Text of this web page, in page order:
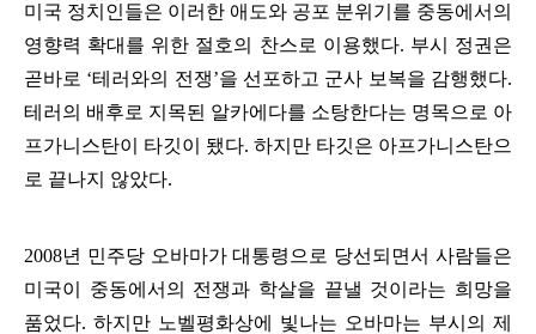
미국 정치인들은 이러한 애도와 공포 분위기를 중동에서의
영향력 확대를 위한 절호의 찬스로 이용했다. 부시 정권은
곧바로 ‘테러와의 전쟁’을 선포하고 군사 보복을 감행했다.
테러의 배후로 지목된 알카에다를 소탕한다는 명목으로 아
프가니스탄이 타깃이 됐다. 하지만 타깃은 아프가니스탄으
로 끝나지 않았다.
2008년 민주당 오바마가 대통령으로 당선되면서 사람들은
미국이 중동에서의 전쟁과 학살을 끝낼 것이라는 희망을
품었다. 하지만 노벨평화상에 빛나는 오바마는 부시의 제